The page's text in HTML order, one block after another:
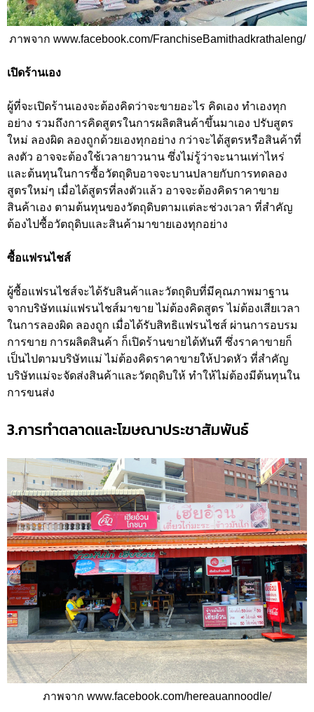
ภาพจาก www.facebook.com/FranchiseBamithadkrathaleng/
เปิดร้านเอง
ผู้ที่จะเปิดร้านเองจะต้องคิดว่าจะขายอะไร คิดเอง ทำเองทุก
อย่าง รวมถึงการคิดสูตรในการผลิตสินค้าขึ้นมาเอง ปรับสูตร
ใหม่ ลองผิด ลองถูกด้วยเองทุกอย่าง กว่าจะได้สูตรหรือสินค้าที่
ลงตัว อาจจะต้องใช้เวลายาวนาน ซึ่งไม่รู้ว่าจะนานเท่าไหร่
และต้นทุนในการซื้อวัตถุดิบอาจจะบานปลายกับการทดลอง
สูตรใหม่ๆ เมื่อได้สูตรที่ลงตัวแล้ว อาจจะต้องคิดราคาขาย
สินค้าเอง ตามต้นทุนของวัตถุดิบตามแต่ละช่วงเวลา ที่สำคัญ
ต้องไปซื้อวัตถุดิบและสินค้ามาขายเองทุกอย่าง
ซื้อแฟรนไชส์
ผู้ซื้อแฟรนไชส์จะได้รับสินค้าและวัตถุดิบที่มีคุณภาพมาฐาน
จากบริษัทแม่แฟรนไชส์มาขาย ไม่ต้องคิดสูตร ไม่ต้องเสียเวลา
ในการลองผิด ลองถูก เมื่อได้รับสิทธิแฟรนไชส์ ผ่านการอบรม
การขาย การผลิตสินค้า ก็เปิดร้านขายได้ทันที ซึ่งราคาขายก็
เป็นไปตามบริษัทแม่ ไม่ต้องคิดราคาขายให้ปวดหัว ที่สำคัญ
บริษัทแม่จะจัดส่งสินค้าและวัตถุดิบให้ ทำให้ไม่ต้องมีต้นทุนใน
การขนส่ง
3.การทำตลาดและโฆษณาประชาสัมพันธ์
ภาพจาก www.facebook.com/hereauannoodle/